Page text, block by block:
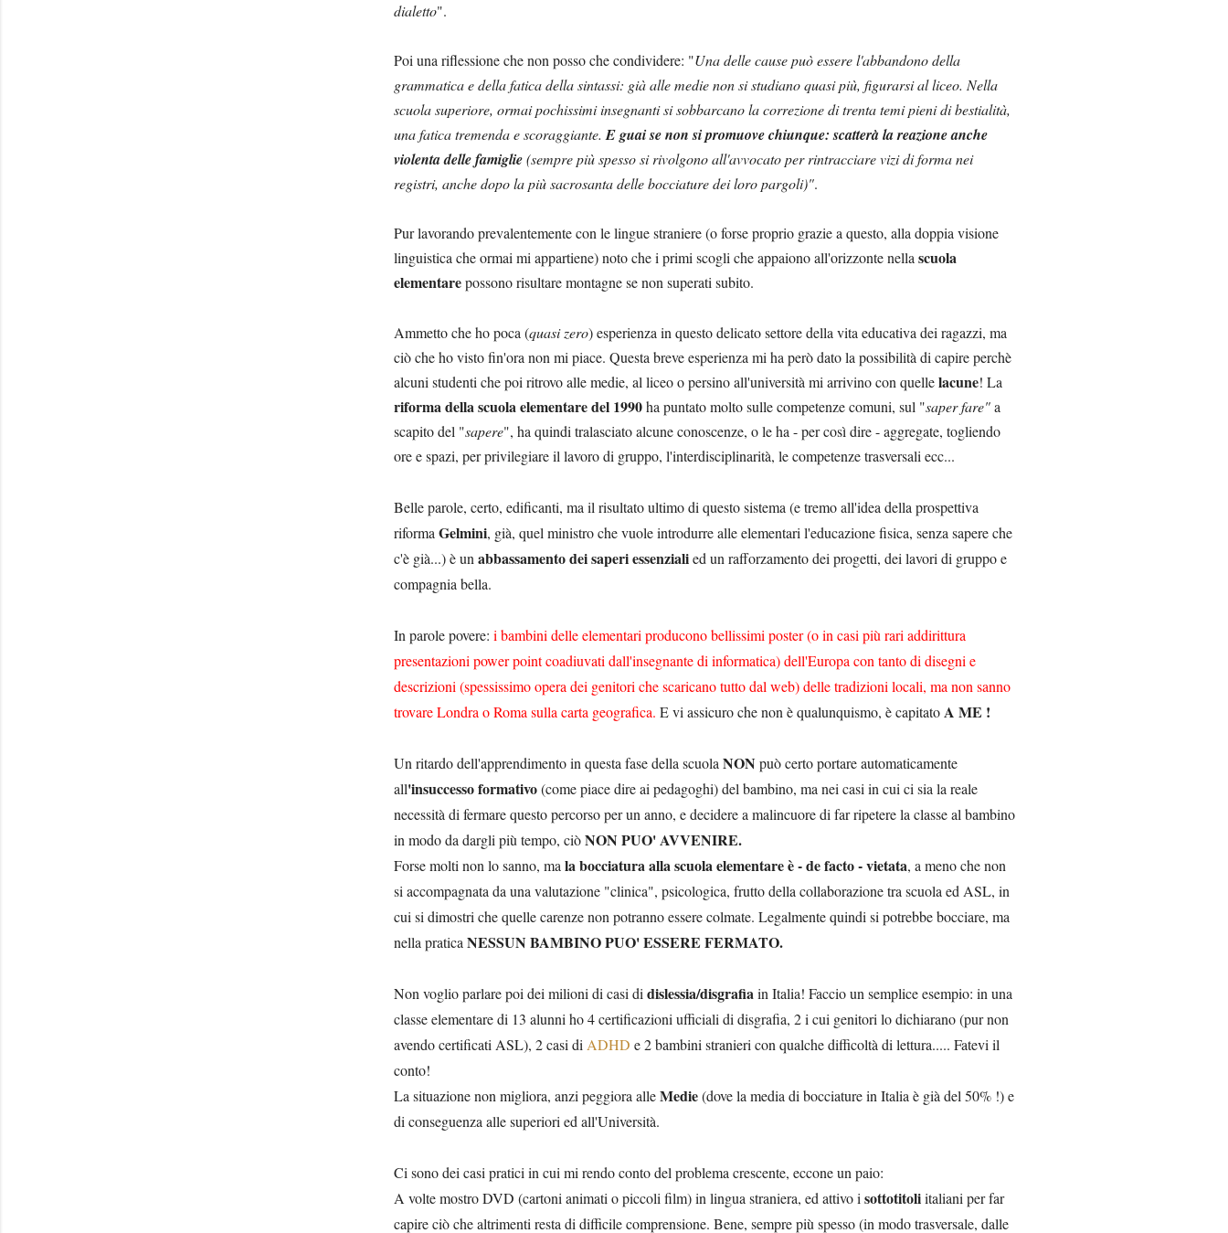
dialetto".
Poi una riflessione che non posso che condividere: "Una delle cause può essere l'abbandono della
grammatica e della fatica della sintassi: già alle medie non si studiano quasi più, figurarsi al liceo. Nella
scuola superiore, ormai pochissimi insegnanti si sobbarcano la correzione di trenta temi pieni di bestialità,
una fatica tremenda e scoraggiante. E guai se non si promuove chiunque: scatterà la reazione anche
violenta delle famiglie(sempre più spesso si rivolgono all'avvocato per rintracciare vizi di forma nei
registri, anche dopo la più sacrosanta delle bocciature dei loro pargoli)".
Pur lavorando prevalentemente con le lingue straniere (o forse proprio grazie a questo, alla doppia visione
linguistica che ormai mi appartiene) noto che i primi scogli che appaiono all'orizzonte nella scuola
elementarepossono risultare montagne se non superati subito.
Ammetto che ho poca (quasi zero) esperienza in questo delicato settore della vita educativa dei ragazzi, ma
ciò che ho visto fin'ora non mi piace. Questa breve esperienza mi ha però dato la possibilità di capire perchè
alcuni studenti che poi ritrovo alle medie, al liceo o persino all'università mi arrivino con quellelacune! La
riforma della scuola elementare del 1990ha puntato molto sulle competenze comuni, sul "saper fare"a
scapito del "sapere", ha quindi tralasciato alcune conoscenze, o le ha - per così dire - aggregate, togliendo
ore e spazi, per privilegiare il lavoro di gruppo, l'interdisciplinarità, le competenze trasversali ecc...
Belle parole, certo, edificanti, ma il risultato ultimo di questo sistema (e tremo all'idea della prospettiva
riforma Gelmini, già, quel ministro che vuole introdurre alle elementari l'educazione fisica, senza sapere che
c'è già...) è un abbassamento dei saperi essenzialied un rafforzamento dei progetti, dei lavori di gruppo e
compagnia bella.
In parole povere: i bambini delle elementari producono bellissimi poster (o in casi più rari addirittura
presentazioni power point coadiuvati dall'insegnante di informatica) dell'Europa con tanto di disegni e
descrizioni (spessissimo opera dei genitori che scaricano tutto dal web) delle tradizioni locali, ma non sanno
trovare Londra o Roma sulla carta geografica. E vi assicuro che non è qualunquismo, è capitatoA ME !
Un ritardo dell'apprendimento in questa fase della scuola NON può certo portare automaticamente
all'insuccesso formativo(come piace dire ai pedagoghi) del bambino, ma nei casi in cui ci sia la reale
necessità di fermare questo percorso per un anno, e decidere a malincuore di far ripetere la classe al bambino
in modo da dargli più tempo, ciòNON PUO' AVVENIRE.
Forse molti non lo sanno, ma la bocciatura alla scuola elementare è - de facto - vietata, a meno che non
si accompagnata da una valutazione "clinica", psicologica, frutto della collaborazione tra scuola ed ASL, in
cui si dimostri che quelle carenze non potranno essere colmate. Legalmente quindi si potrebbe bocciare, ma
nella pratica NESSUN BAMBINO PUO' ESSERE FERMATO.
Non voglio parlare poi dei milioni di casi di dislessia/disgrafiain Italia! Faccio un semplice esempio: in una
classe elementare di 13 alunni ho 4 certificazioni ufficiali di disgrafia, 2 i cui genitori lo dichiarano (pur non
avendo certificati ASL), 2 casi di ADHD e 2 bambini stranieri con qualche difficoltà di lettura..... Fatevi il
conto!
La situazione non migliora, anzi peggiora alleMedie(dove la media di bocciature in Italia è già del 50% !) e
di conseguenza alle superiori ed all'Università.
Ci sono dei casi pratici in cui mi rendo conto del problema crescente, eccone un paio:
A volte mostro DVD (cartoni animati o piccoli film) in lingua straniera, ed attivo i sottotitoliitaliani per far
capire ciò che altrimenti resta di difficile comprensione. Bene, sempre più spesso (in modo trasversale, dalle